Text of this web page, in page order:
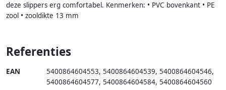
deze slippers erg comfortabel. Kenmerken: • PVC bovenkant • PE
zool • zooldikte 13 mm
Referenties
EAN 5400864604553, 5400864604539, 5400864604546,
5400864604577, 5400864604584, 5400864604560